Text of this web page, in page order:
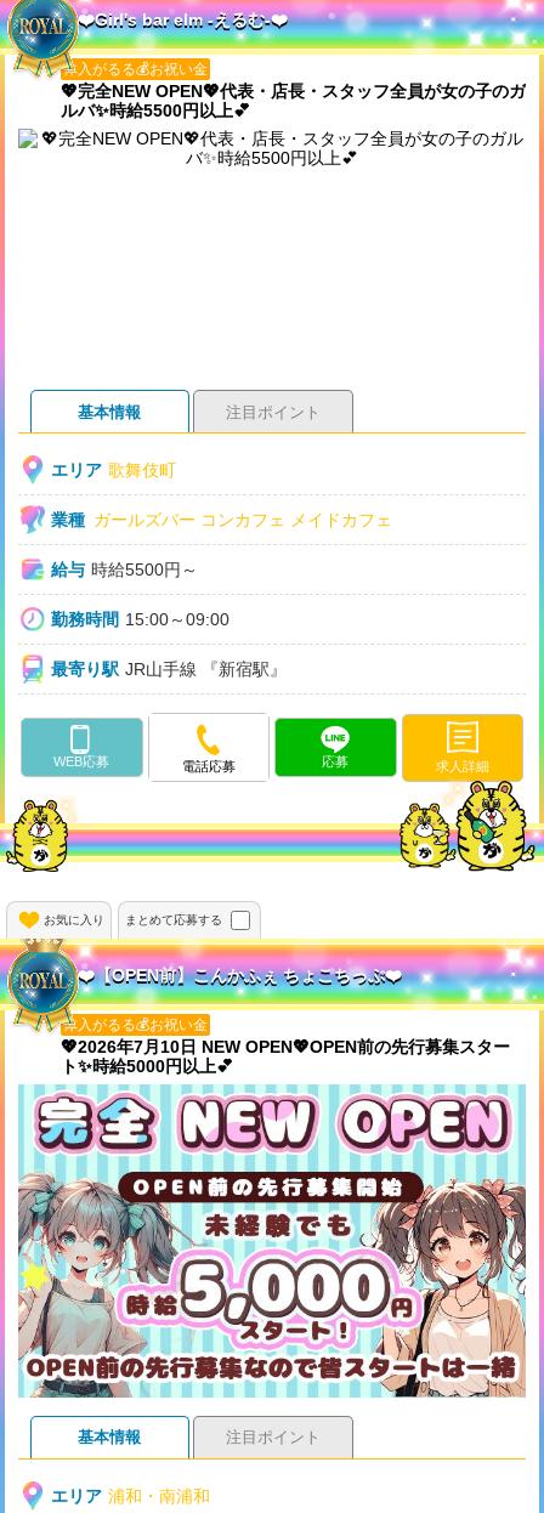
❤️Girl's bar elm -えるむ-❤️
体入がるる💰お祝い金
💖完全NEW OPEN💖代表・店長・スタッフ全員が女の子のガ
ルバ✨時給5500円以上💕
基本情報 注目ポイント
エリア 歌舞伎町
業種 ガールズバー コンカフェ メイドカフェ
給与 時給5500円～
勤務時間 15:00～09:00
最寄り駅 JR山手線 『新宿駅』
WEB応募 電話応募 応募 求人詳細
お気に入り まとめて応募する
❤️【OPEN前】こんかふぇ ちょこちっぷ❤️
体入がるる💰お祝い金
💖2026年7月10日 NEW OPEN💖OPEN前の先行募集スター
ト✨時給5000円以上💕
基本情報 注目ポイント
エリア 浦和・南浦和